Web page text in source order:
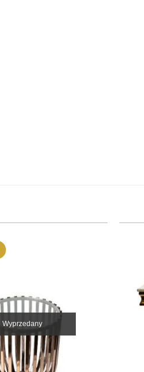
Wyprzedany